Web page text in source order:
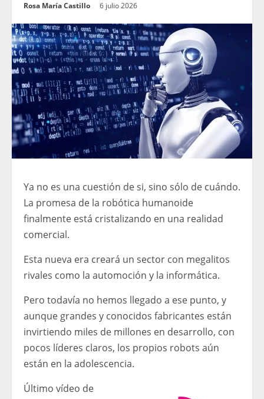
Rosa María Castillo 6 julio 2026
Ya no es una cuestión de si, sino sólo de cuándo.
La promesa de la robótica humanoide
finalmente está cristalizando en una realidad
comercial.
Esta nueva era creará un sector con megalitos
rivales como la automoción y la informática.
Pero todavía no hemos llegado a ese punto, y
aunque grandes y conocidos fabricantes están
invirtiendo miles de millones en desarrollo, con
pocos líderes claros, los propios robots aún
están en la adolescencia.
Último vídeo de